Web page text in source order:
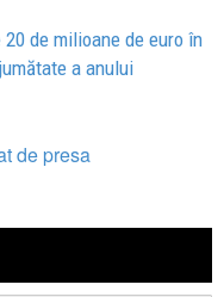
de milioane de euro în
a anului
de presa